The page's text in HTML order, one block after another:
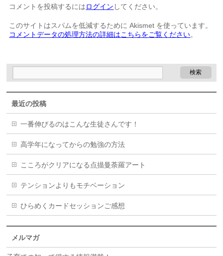
コメントを投稿するにはログイン してください。
このサイトはスパムを低減するために Akismet を使っています。
コメントデータの処理方法の詳細はこちらをご覧ください。
最近の投稿
一番伸びるのはこんな生徒さんです！
高学年になってからの勉強の方法
こころがクリアになる点描曼荼羅アート
テンションよりもモチベーション
ひらめくカードセッションご感想
メルマガ